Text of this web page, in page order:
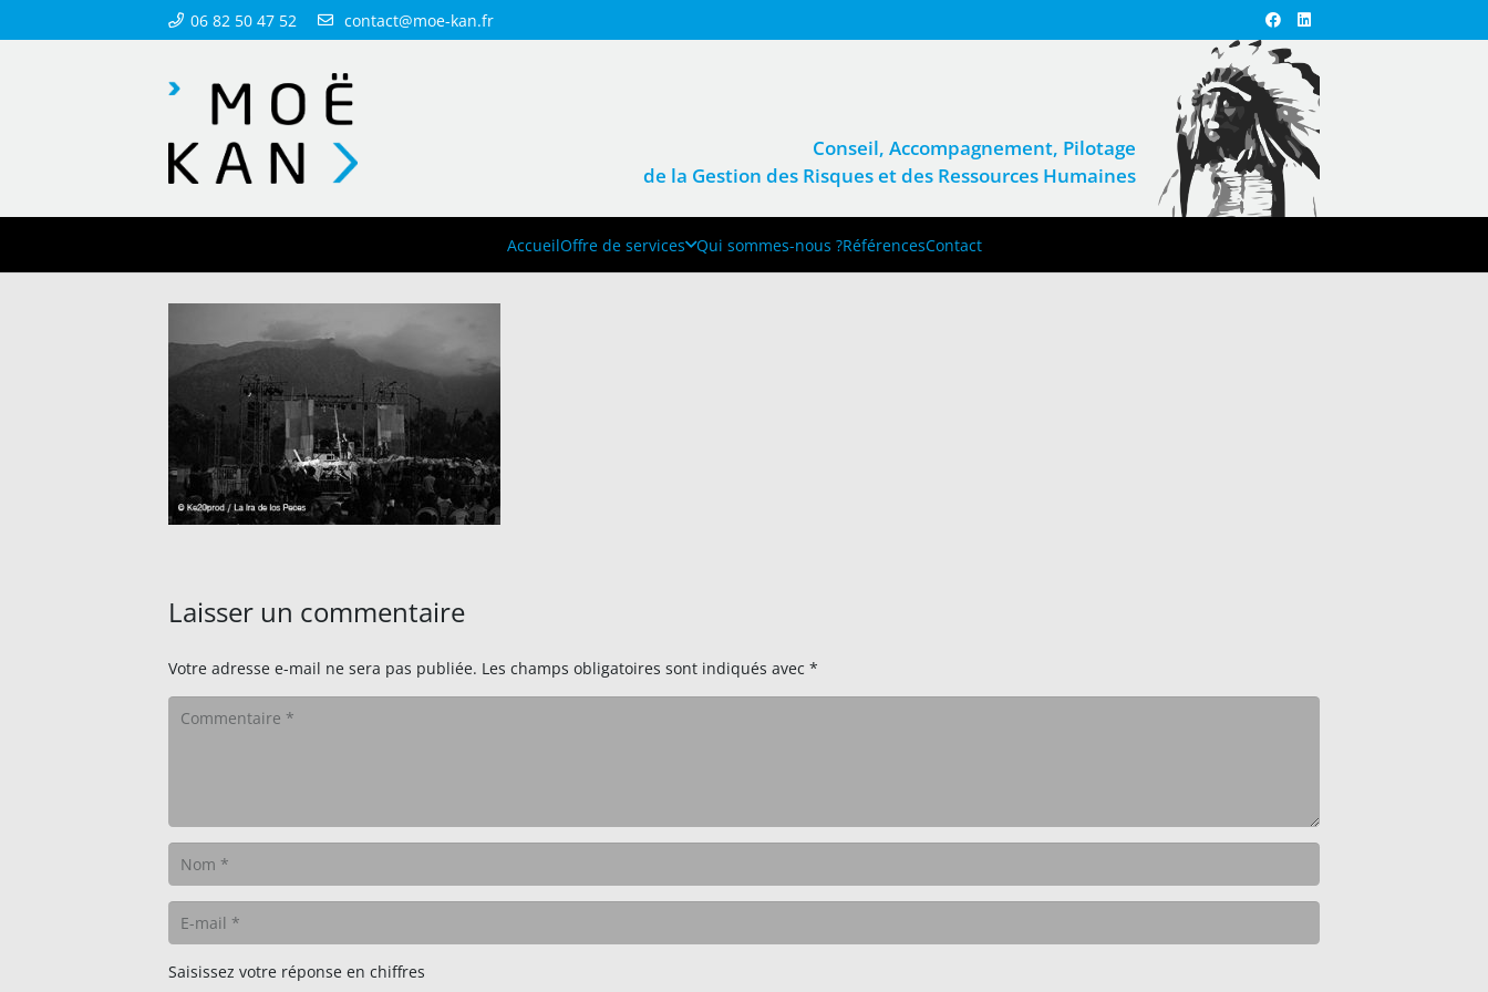
06 82 50 47 52 contact@moe-kan.fr
Conseil, Accompagnement, Pilotage
de la Gestion des Risques et des Ressources Humaines
AccueilOffre de services Qui sommes-nous ?RéférencesContact
Laisser un commentaire
Votre adresse e-mail ne sera pas publiée. Les champs obligatoires sont indiqués avec *
Saisissez votre réponse en chiffres